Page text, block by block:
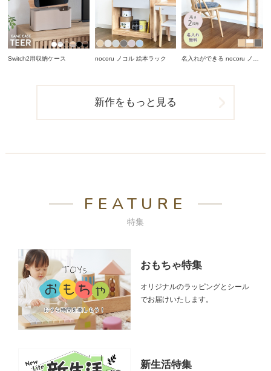
Switch2用収納ケース nocoru ノコル 絵本ラック
名入れができる nocoru ノコ
新作をもっと見る
FEATURE
特集
おもちゃ特集
オリジナルのラッピングとシール
でお届けいたします。
新生活特集